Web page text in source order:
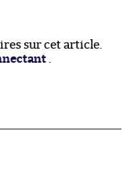
sur cet article.
.